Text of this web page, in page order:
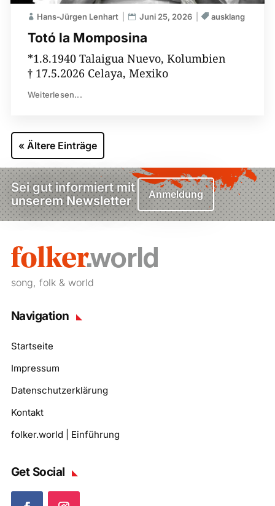
Totó la Momposina
Hans-Jürgen Lenhart Juni 25, 2026 ausklang
*1.8.1940 Talaigua Nuevo, Kolumbien
† 17.5.2026 Celaya, Mexiko
Weiterlesen...
« Ältere Einträge
Sei gut informiert mit
unserem Newsletter
Anmeldung
song, folk & world
Navigation
Startseite
Impressum
Datenschutzerklärung
Kontakt
folker.world | Einführung
Get Social